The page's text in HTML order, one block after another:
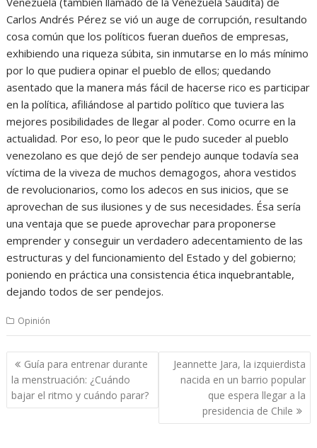
Carlos Andrés Pérez se vió un auge de corrupción, resultando
cosa común que los políticos fueran dueños de empresas,
exhibiendo una riqueza súbita, sin inmutarse en lo más mínimo
por lo que pudiera opinar el pueblo de ellos; quedando
asentado que la manera más fácil de hacerse rico es participar
en la política, afiliándose al partido político que tuviera las
mejores posibilidades de llegar al poder. Como ocurre en la
actualidad. Por eso, lo peor que le pudo suceder al pueblo
venezolano es que dejó de ser pendejo aunque todavía sea
víctima de la viveza de muchos demagogos, ahora vestidos
de revolucionarios, como los adecos en sus inicios, que se
aprovechan de sus ilusiones y de sus necesidades. Ésa sería
una ventaja que se puede aprovechar para proponerse
emprender y conseguir un verdadero adecentamiento de las
estructuras y del funcionamiento del Estado y del gobierno;
poniendo en práctica una consistencia ética inquebrantable,
dejando todos de ser pendejos.
Opinión
Navegación
de
entradas
Guía para entrenar durante
la menstruación: ¿Cuándo
bajar el ritmo y cuándo parar?
Jeannette Jara, la izquierdista
nacida en un barrio popular
que espera llegar a la
presidencia de Chile